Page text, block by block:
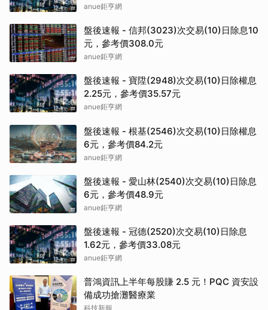
anue鉅亨網
盤後速報 - 信邦(3023)次交易(10)日除息10
元，參考價308.0元
anue鉅亨網
盤後速報 - 寶陞(2948)次交易(10)日除權息
2.25元，參考價35.57元
anue鉅亨網
盤後速報 - 根基(2546)次交易(10)日除權息
6元，參考價84.2元
anue鉅亨網
盤後速報 - 愛山林(2540)次交易(10)日除息
6元，參考價48.9元
anue鉅亨網
盤後速報 - 冠德(2520)次交易(10)日除息
1.62元，參考價33.08元
anue鉅亨網
普鴻資訊上半年每股賺 2.5 元！PQC 資安設
備成功搶灘醫療業
科技新報